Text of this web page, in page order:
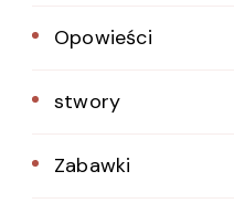
Opowieści
stwory
Zabawki